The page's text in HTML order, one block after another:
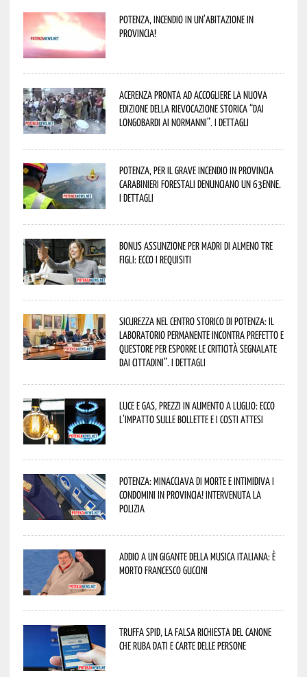
Potenza, incendio in un’abitazione in
provincia!
Acerenza pronta ad accogliere la nuova
edizione della rievocazione storica “Dai
Longobardi ai Normanni”. I dettagli
Potenza, per il grave incendio in Provincia
Carabinieri forestali denunciano un 63enne.
I dettagli
Bonus assunzione per madri di almeno tre
figli: ecco i requisiti
Sicurezza nel Centro Storico di Potenza: il
Laboratorio Permanente incontra Prefetto e
Questore per esporre le criticità segnalate
dai cittadini”. I dettagli
Luce e gas, prezzi in aumento a luglio: ecco
l’impatto sulle bollette e i costi attesi
Potenza: minacciava di morte e intimidiva i
condomini in provincia! Intervenuta la
Polizia
Addio a un gigante della musica italiana: è
morto Francesco Guccini
Truffa Spid, la falsa richiesta del canone
che ruba dati e carte delle persone